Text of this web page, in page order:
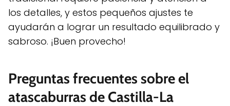
los detalles, y estos pequeños ajustes te
ayudarán a lograr un resultado equilibrado y
sabroso. ¡Buen provecho!
Preguntas frecuentes sobre el
atascaburras de Castilla-La